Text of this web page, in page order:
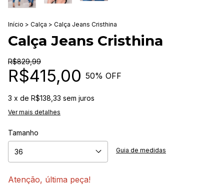
Início > Calça > Calça Jeans Cristhina
Calça Jeans Cristhina
R$829,99
R$415,00 50% OFF
3 x de R$138,33 sem juros
Ver mais detalhes
Tamanho
Guia de medidas
Atenção, última peça!